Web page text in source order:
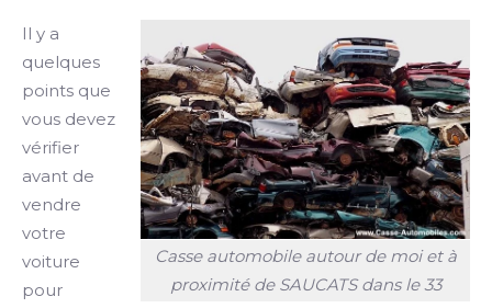
Casse automobile autour de moi et à
proximité de SAUCATS dans le 33
Il y a
quelques
points que
vous devez
vérifier
avant de
vendre
votre
voiture
pour